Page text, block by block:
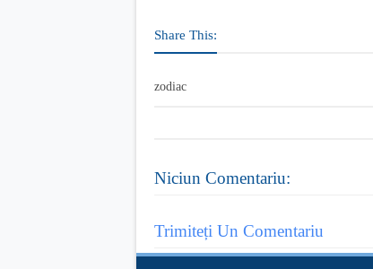
Share This:
zodiac
Niciun Comentariu:
Trimiteți Un Comentariu